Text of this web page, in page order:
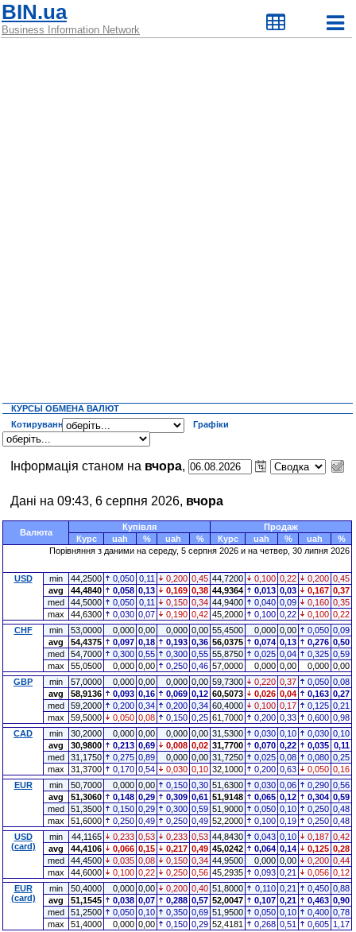
BIN.ua
Business Information Network
КУРСЫ ОБМЕНА ВАЛЮТ
Котирування
Графіки
Інформація станом на вчора,
Дані на 09:43, 6 серпня 2026, вчора
Валюта
Купівля
Продаж
Курс
uah % uah % Курс uah % uah
%
Порівняння з даними на середу, 5 серпня 2026 и на четвер, 30 липня 2026
USD min 44,2500 0,050 0,11 0,200 0,45 44,7200 0,100 0,22 0,200 0,45
avg
44,4840 0,058 0,13 0,169 0,38 44,9364 0,013 0,03 0,167 0,37
med
44,5000 0,050 0,11 0,150 0,34 44,9400 0,040 0,09 0,160 0,35
max
44,6300 0,030 0,07 0,190 0,42 45,2000 0,100 0,22 0,100 0,22
CHF
min 53,0000 0,000 0,00 0,000 0,00 55,4500 0,000 0,00 0,050 0,09
avg
54,4375 0,097 0,18 0,193 0,36 56,0375 0,074 0,13 0,276 0,50
med
54,7000 0,300 0,55 0,300 0,55 55,8750 0,025 0,04 0,325 0,59
max
55,0500 0,000 0,00 0,250 0,46 57,0000 0,000 0,00 0,000 0,00
GBP
min 57,0000 0,000 0,00 0,000 0,00 59,7300 0,220 0,37 0,050 0,08
avg
58,9136 0,093 0,16 0,069 0,12 60,5073 0,026 0,04 0,163 0,27
med
59,2000 0,200 0,34 0,200 0,34 60,4000 0,100 0,17 0,125 0,21
max
59,5000 0,050 0,08 0,150 0,25 61,7000 0,200 0,33 0,600 0,98
CAD
min 30,2000 0,000 0,00 0,000 0,00 31,5300 0,030 0,10 0,030 0,10
avg
30,9800 0,213 0,69 0,008 0,02 31,7700 0,070 0,22 0,035 0,11
med
31,1750 0,275 0,89 0,000 0,00 31,7250 0,025 0,08 0,080 0,25
max
31,3700 0,170 0,54 0,030 0,10 32,1000 0,200 0,63 0,050 0,16
EUR
min 50,7000 0,000 0,00 0,150 0,30 51,6300 0,030 0,06 0,290 0,56
avg
51,3060 0,148 0,29 0,309 0,61 51,9148 0,065 0,12 0,304 0,59
med
51,3500 0,150 0,29 0,300 0,59 51,9000 0,050 0,10 0,250 0,48
max
51,6000 0,250 0,49 0,250 0,49 52,2000 0,100 0,19 0,250 0,48
USD
(card)
min 44,1165 0,233 0,53 0,233 0,53 44,8430 0,043 0,10 0,187 0,42
avg
44,4106 0,066 0,15 0,217 0,49 45,0242 0,064 0,14 0,125 0,28
med
44,4500 0,035 0,08 0,150 0,34 44,9500 0,000 0,00 0,200 0,44
max
44,6000 0,100 0,22 0,250 0,56 45,2935 0,093 0,21 0,056 0,12
EUR
(card)
min 50,4000 0,000 0,00 0,200 0,40 51,8000 0,110 0,21 0,450 0,88
avg
51,1545 0,038 0,07 0,288 0,57 52,0047 0,107 0,21 0,463 0,90
med
51,2500 0,050 0,10 0,350 0,69 51,9500 0,050 0,10 0,400 0,78
max
51,4000 0,000 0,00 0,150 0,29 52,4181 0,268 0,51 0,605 1,17